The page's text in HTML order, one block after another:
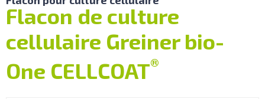
Flacon de culture
cellulaire Greiner bio-
One CELLCOAT®